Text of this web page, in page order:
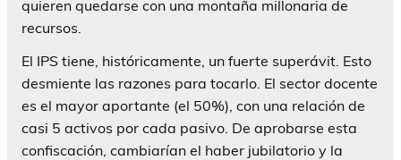
quieren quedarse con una montaña millonaria de
recursos.
El IPS tiene, históricamente, un fuerte superávit. Esto
desmiente las razones para tocarlo. El sector docente
es el mayor aportante (el 50%), con una relación de
casi 5 activos por cada pasivo. De aprobarse esta
confiscación, cambiarían el haber jubilatorio y la